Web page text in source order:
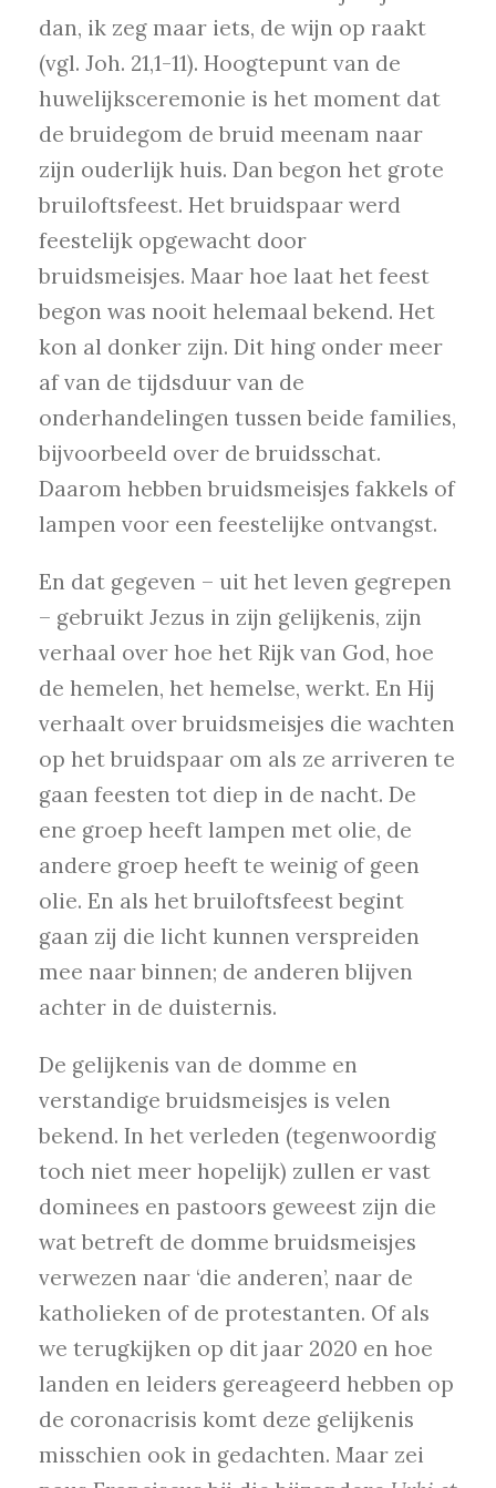
dan, ik zeg maar iets, de wijn op raakt
(vgl. Joh. 21,1-11). Hoogtepunt van de
huwelijksceremonie is het moment dat
de bruidegom de bruid meenam naar
zijn ouderlijk huis. Dan begon het grote
bruiloftsfeest. Het bruidspaar werd
feestelijk opgewacht door
bruidsmeisjes. Maar hoe laat het feest
begon was nooit helemaal bekend. Het
kon al donker zijn. Dit hing onder meer
af van de tijdsduur van de
onderhandelingen tussen beide families,
bijvoorbeeld over de bruidsschat.
Daarom hebben bruidsmeisjes fakkels of
lampen voor een feestelijke ontvangst.
En dat gegeven – uit het leven gegrepen
– gebruikt Jezus in zijn gelijkenis, zijn
verhaal over hoe het Rijk van God, hoe
de hemelen, het hemelse, werkt. En Hij
verhaalt over bruidsmeisjes die wachten
op het bruidspaar om als ze arriveren te
gaan feesten tot diep in de nacht. De
ene groep heeft lampen met olie, de
andere groep heeft te weinig of geen
olie. En als het bruiloftsfeest begint
gaan zij die licht kunnen verspreiden
mee naar binnen; de anderen blijven
achter in de duisternis.
De gelijkenis van de domme en
verstandige bruidsmeisjes is velen
bekend. In het verleden (tegenwoordig
toch niet meer hopelijk) zullen er vast
dominees en pastoors geweest zijn die
wat betreft de domme bruidsmeisjes
verwezen naar ‘die anderen’, naar de
katholieken of de protestanten. Of als
we terugkijken op dit jaar 2020 en hoe
landen en leiders gereageerd hebben op
de coronacrisis komt deze gelijkenis
misschien ook in gedachten. Maar zei